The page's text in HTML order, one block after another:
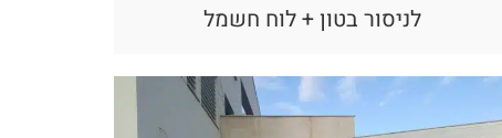
לניסור בטון + לוח חשמל